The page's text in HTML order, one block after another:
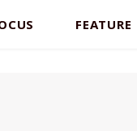
FEATURE